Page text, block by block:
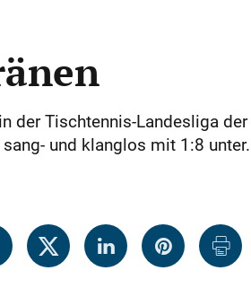
Tischtennis-Landesliga
und klanglos mit 1:8 unter.